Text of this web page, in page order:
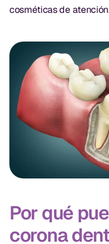
CBCT
Radiografía Digital
ORTODONCIA
Invisalign
DOCTORES
Dr. Douglas Ness
Dr. Jared Gibbons
cosméticas de
Por qué
corona